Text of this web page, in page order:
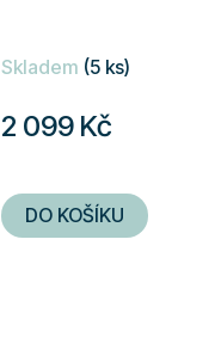
Skladem (5 ks)
2 099 Kč
DO KOŠÍKU